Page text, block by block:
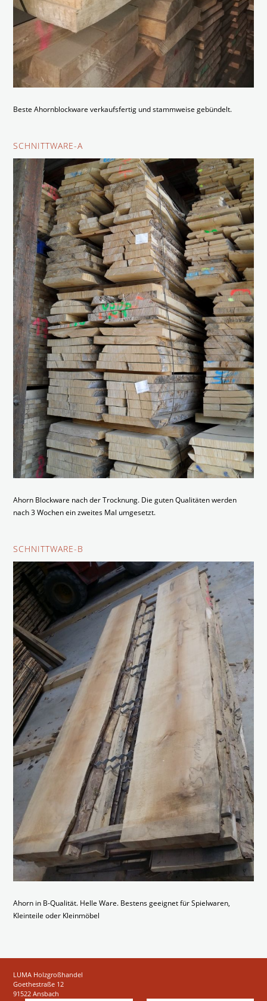
Beste Ahornblockware verkaufsfertig und stammweise gebündelt.
SCHNITTWARE-A
Ahorn Blockware nach der Trocknung. Die guten Qualitäten werden
nach 3 Wochen ein zweites Mal umgesetzt.
SCHNITTWARE-B
Ahorn in B-Qualität. Helle Ware. Bestens geeignet für Spielwaren,
Kleinteile oder Kleinmöbel
LUMA Holzgroßhandel
Goethestraße 12
91522 Ansbach